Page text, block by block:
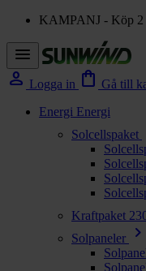
KAMPANJ - Köp 2
menu
person Logga in shopping_bag Gå till
Energi Energi
Solcellspaket
Kraftpaket
Solpaneler chevron_right